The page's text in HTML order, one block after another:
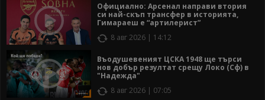
Официално: Арсенал направи втория
си най-скъп трансфер в историята,
Гимараеш е “артилерист”
8 авг 2026 | 14:12
Въодушевеният ЦСКА 1948 ще търси
нов добър резултат срещу Локо (Сф) в
"Надежда"
8 авг 2026 | 07:05